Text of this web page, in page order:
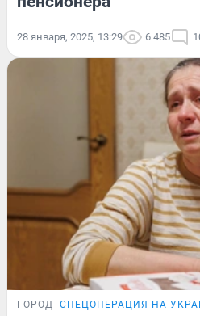
28 января, 2025, 13:29 6 485
ГОРОД СПЕЦОПЕРАЦИЯ НА